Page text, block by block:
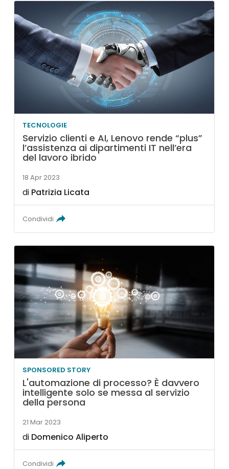
TECNOLOGIE
Servizio clienti e AI, Lenovo rende “plus”
l’assistenza ai dipartimenti IT nell’era
del lavoro ibrido
18 Apr 2023
di Patrizia Licata
Condividi
SPONSORED STORY
L'automazione di processo? È davvero
intelligente solo se messa al servizio
della persona
21 Mar 2023
di Domenico Aliperto
Condividi